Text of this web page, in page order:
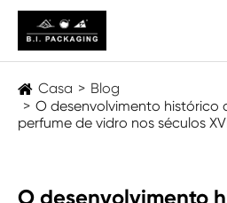
Casa
Blog
O desenvolvimento histórico
perfume de vidro nos séculos
O desenvolvimento